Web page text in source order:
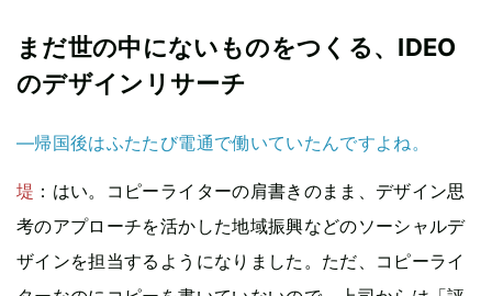
まだ世の中にないものをつくる、IDEO
のデザインリサーチ
—帰国後はふたたび電通で働いていたんですよね。
堤 ：はい。コピーライターの肩書きのまま、デザイン思
考のアプローチを活かした地域振興などのソーシャルデ
ザインを担当するようになりました。ただ、コピーライ